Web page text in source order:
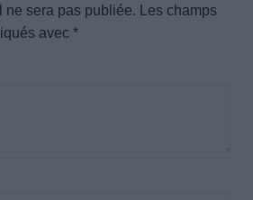
ne sera pas publiée.
Les champs
avec *